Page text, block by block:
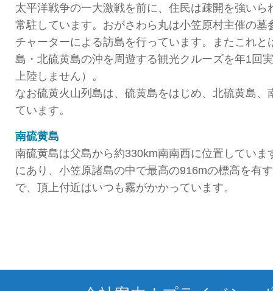
太平洋戦争の一大激戦を前に、住民は疎開を強いら
常駐しています。おがさわら丸は小笠原村主催の墓
チャーターによる訪島を行っています。またこれと
島・北硫黄島の沖を周遊する観光クルーズを年1回
上陸しません）。
なお硫黄火山列島は、硫黄島をはじめ、北硫黄島、
ています。
南硫黄島
南硫黄島は父島から約330km南南西に位置していま
にあり、小笠原諸島の中で最高の916mの標高を有
で、頂上付近はいつも霧がかかっています。